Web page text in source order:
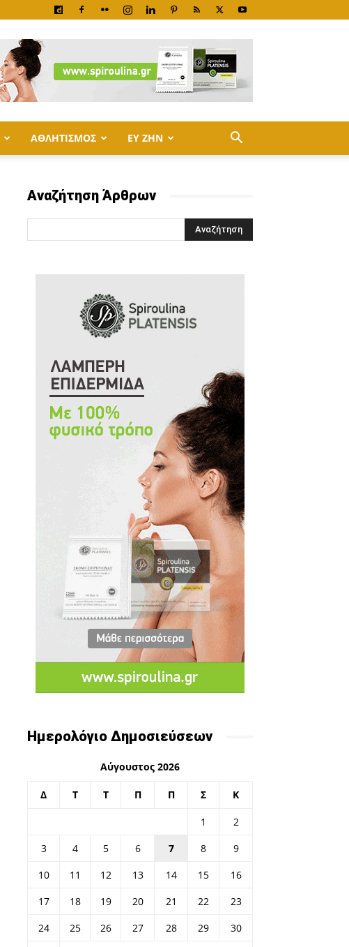
ΑΘΛΗΤΙΣΜΟΣ ΕΥ ΖΗΝ
Αναζήτηση Άρθρων
Ημερολόγιο Δημοσιεύσεων
Αύγουστος 2026
Δ Τ Τ Π Π Σ Κ
1
2
3
4 5 6 7 8
9
10
11 12 13 14 15
16
17
18 19 20 21 22
23
24
25 26 27 28 29
30